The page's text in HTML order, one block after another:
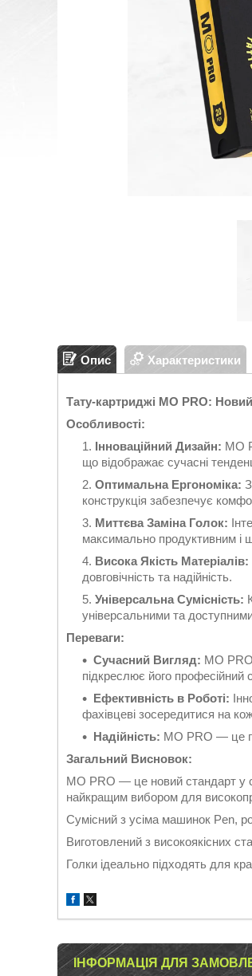
Опис Характеристики
Тату-картриджі MO PRO:
Особливості:
Інноваційний Дизайн: MO
що відображає сучасні
Оптимальна Ергономіка:
конструкція забезпечує
Миттєва Заміна Голок:
максимально продуктивним і
Висока Якість Матеріалів:
довговічність та надійність.
Універсальна Сумісність:
універсальними та
Переваги:
Сучасний Вигляд: MO
підкреслює його професійний
Ефективність в Роботі:
фахівцеві зосередитися на
Надійність: MO PRO — це
Загальний Висновок:
MO PRO — це новий стандарт у
найкращим вибором для
Сумісний з усіма машинок Pen,
Виготовлений з високоякісних
Голки ідеально підходять для
ІНФОРМАЦІЯ ДЛЯ